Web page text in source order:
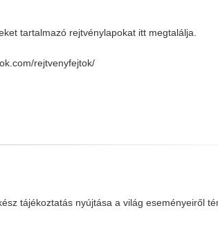
tartalmazó rejtvénylapokat itt megtalálja.
rejtvenyfejtok/
tájékoztatás nyújtása a világ eseményeiről